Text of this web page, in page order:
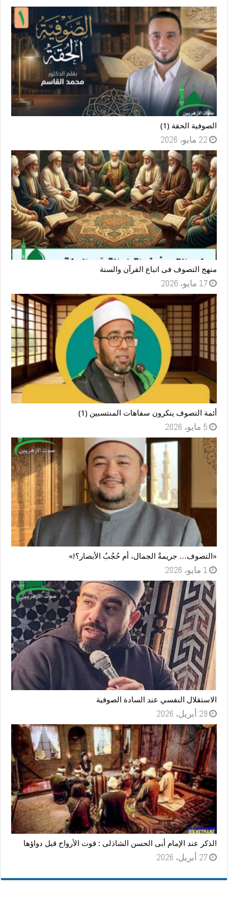
الصوفية الحقة (1)
22 مايو، 2026
منهج التصوف فى اتباع القرآن والسنة
17 مايو، 2026
أئمة التصوف ينكرون سفاهات المنتسبين (1)
5 مايو، 2026
«التصوف… جريمةُ الجمال، أم حُجُبُ الأبصار؟!»
1 مايو، 2026
الاستقلال النفسي عند السادة الصوفية
29 أبريل، 2026
الذكر عند الإمام أبى الحسن الشاذلى : قوت الأرواح قبل دواؤها
27 أبريل، 2026